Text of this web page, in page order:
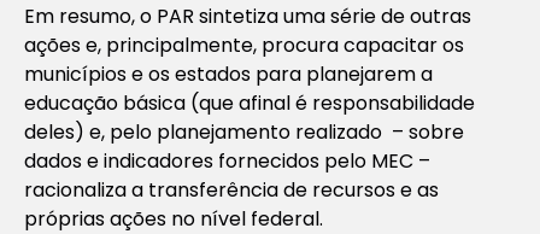
Em resumo, o PAR sintetiza uma série de outras
ações e, principalmente, procura capacitar os
municípios e os estados para planejarem a
educação básica (que afinal é responsabilidade
deles) e, pelo planejamento realizado – sobre
dados e indicadores fornecidos pelo MEC –
racionaliza a transferência de recursos e as
próprias ações no nível federal.